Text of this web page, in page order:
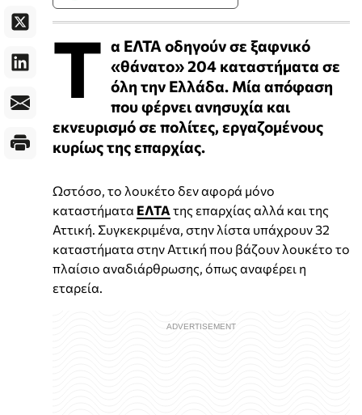
Τ α ΕΛΤΑ οδηγούν σε ξαφνικό
«θάνατο» 204 καταστήματα σε
όλη την Ελλάδα. Μία απόφαση
που φέρνει ανησυχία και
εκνευρισμό σε πολίτες, εργαζομένους
κυρίως της επαρχίας.
Ωστόσο, το λουκέτο δεν αφορά μόνο
καταστήματα ΕΛΤΑ της επαρχίας αλλά και της
Αττική. Συγκεκριμένα, στην λίστα υπάχρουν 32
καταστήματα στην Αττική που βάζουν λουκέτο το
πλαίσιο αναδιάρθρωσης, όπως αναφέρει η
εταρεία.